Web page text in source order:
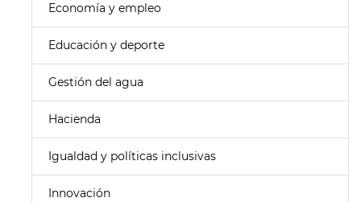
Economía y empleo
Educación y deporte
Gestión del agua
Hacienda
Igualdad y políticas inclusivas
Innovación